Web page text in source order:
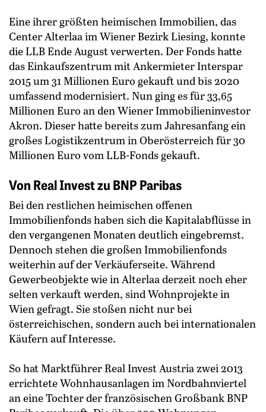
Eine ihrer größten heimischen Immobilien, das
Center Alterlaa im Wiener Bezirk Liesing, konnte
die LLB Ende August verwerten. Der Fonds hatte
das Einkaufszentrum mit Ankermieter Interspar
2015 um 31 Millionen Euro gekauft und bis 2020
umfassend modernisiert. Nun ging es für 33,65
Millionen Euro an den Wiener Immobilieninvestor
Akron. Dieser hatte bereits zum Jahresanfang ein
großes Logistikzentrum in Oberösterreich für 30
Millionen Euro vom LLB-Fonds gekauft.
Von Real Invest zu BNP Paribas
Bei den restlichen heimischen offenen
Immobilienfonds haben sich die Kapitalabflüsse in
den vergangenen Monaten deutlich eingebremst.
Dennoch stehen die großen Immobilienfonds
weiterhin auf der Verkäuferseite. Während
Gewerbeobjekte wie in Alterlaa derzeit noch eher
selten verkauft werden, sind Wohnprojekte in
Wien gefragt. Sie stoßen nicht nur bei
österreichischen, sondern auch bei internationalen
Käufern auf Interesse.
So hat Marktführer Real Invest Austria zwei 2013
errichtete Wohnhausanlagen im Nordbahnviertel
an eine Tochter der französischen Großbank BNP